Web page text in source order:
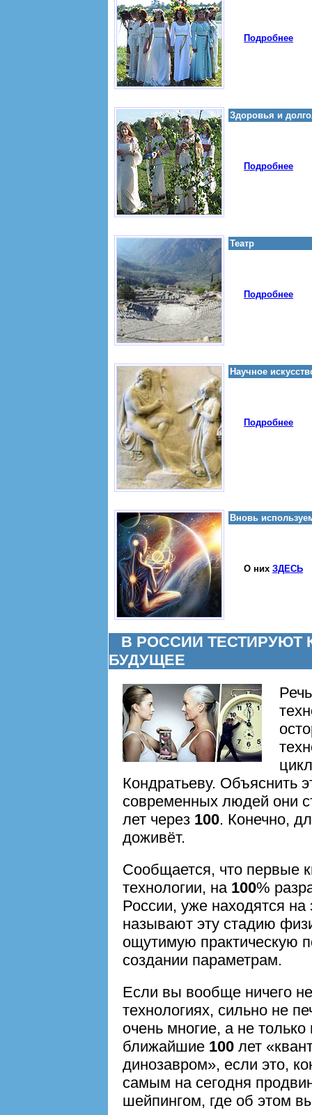
Подробнее
Здоровья и
Подробнее
Театр
Подробнее
Научное
Подробнее
Вновь
О них ЗДЕСЬ
В РОССИИ ТЕСТИРУЮТ
БУДУЩЕЕ
Кондратьеву. Объяснить
современных людей они
лет через 100. Конечно,
доживёт.
Сообщается, что первые
технологии, на 100%
России, уже находятся на
называют эту стадию
ощутимую практическую
создании параметрам.
Если вы вообще ничего
технологиях, сильно не
очень многие, а не
ближайшие 100 лет
динозавром», если это,
самым на сегодня
шейпингом, где об этом